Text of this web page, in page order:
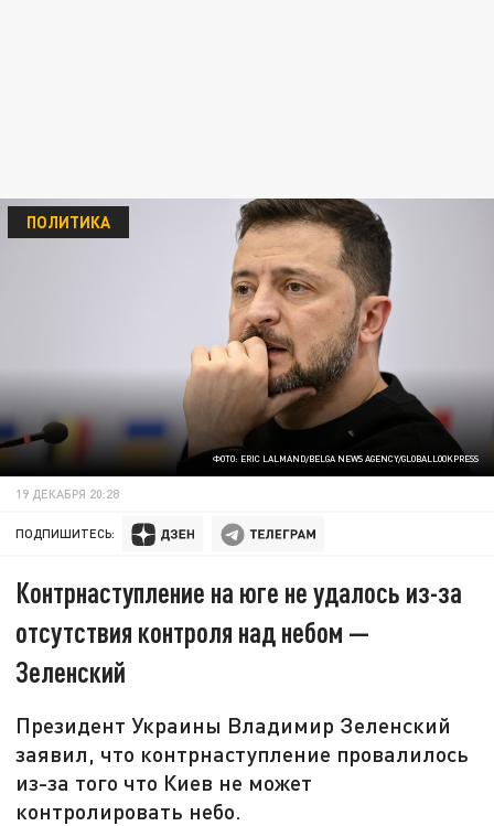
ФОТО: ERIC LALMAND/BELGA NEWS AGENCY/GLOBALLOOKPRESS
ПОЛИТИКА
19 ДЕКАБРЯ 20:28
ПОДПИШИТЕСЬ:
Контрнаступление на юге не удалось из-за
отсутствия контроля над небом —
Зеленский
Президент Украины Владимир Зеленский
заявил, что контрнаступление провалилось
из-за того что Киев не может
контролировать небо.